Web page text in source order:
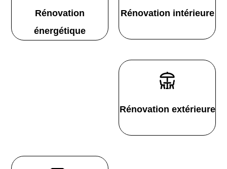
Rénovation
énergétique
Rénovation intérieure
Rénovation extérieure